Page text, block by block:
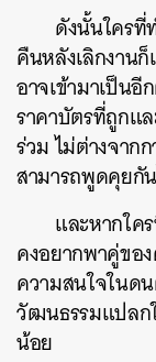
ดังนั้นใครที่
คืนหลังเลิกงาน
อาจเข้ามาเป็น
ราคาบัตรที่ถูกแ
ร่วม ไม่ต่างจาก
สามารถพูดคุยกั
และหากใ
คงอยากพาคู่ขอ
ความสนใจในด
วัฒนธรรมแปลก
น้อย